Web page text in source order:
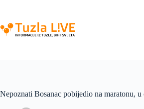
content
Nepoznati Bosanac pobijedio na maratonu,